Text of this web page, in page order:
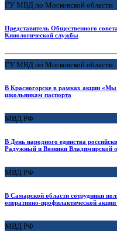
ГУ МВД по Московской области
Представитель Общественного
Кинологической службы
ГУ МВД по Московской области
В Красногорске в рамках акции «Мы
школьникам паспорта
МВД РФ
В День народного единства
Радужный и Вязники Владимирской
МВД РФ
В Самарской области сотрудники
оперативно-профилактической
МВД РФ